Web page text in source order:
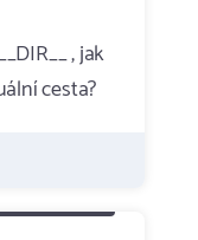
, jak
cesta?